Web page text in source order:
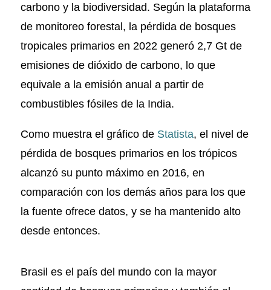
carbono y la biodiversidad. Según la plataforma
de monitoreo forestal, la pérdida de bosques
tropicales primarios en 2022 generó 2,7 Gt de
emisiones de dióxido de carbono, lo que
equivale a la emisión anual a partir de
combustibles fósiles de la India.
Como muestra el gráfico de Statista, el nivel de
pérdida de bosques primarios en los trópicos
alcanzó su punto máximo en 2016, en
comparación con los demás años para los que
la fuente ofrece datos, y se ha mantenido alto
desde entonces.
Brasil es el país del mundo con la mayor